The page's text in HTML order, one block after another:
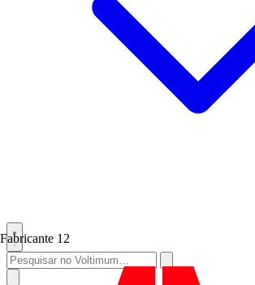
Fabricante 12